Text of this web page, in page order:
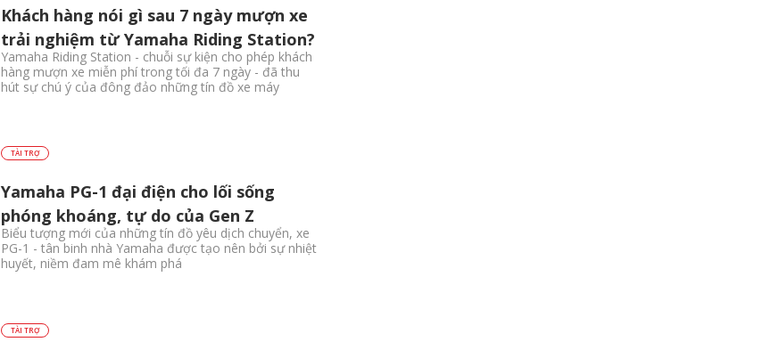
Khách hàng nói gì sau 7 ngày mượn xe
trải nghiệm từ Yamaha Riding Station?
Yamaha Riding Station - chuỗi sự kiện cho phép khách
hàng mượn xe miễn phí trong tối đa 7 ngày - đã thu
hút sự chú ý của đông đảo những tín đồ xe máy
TÀI TRỢ
Yamaha PG-1 đại điện cho lối sống
phóng khoáng, tự do của Gen Z
Biểu tượng mới của những tín đồ yêu dịch chuyển, xe
PG-1 - tân binh nhà Yamaha được tạo nên bởi sự nhiệt
huyết, niềm đam mê khám phá
TÀI TRỢ